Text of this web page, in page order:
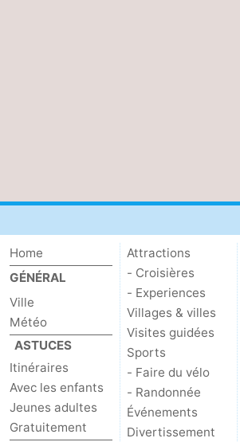
Home
GÉNÉRAL
Ville
Météo
ASTUCES
Itinéraires
Avec les enfants
Jeunes adultes
Gratuitement
Attractions
- Croisières
- Experiences
Villages & villes
Visites guidées
Sports
- Faire du vélo
- Randonnée
Événements
Divertissement